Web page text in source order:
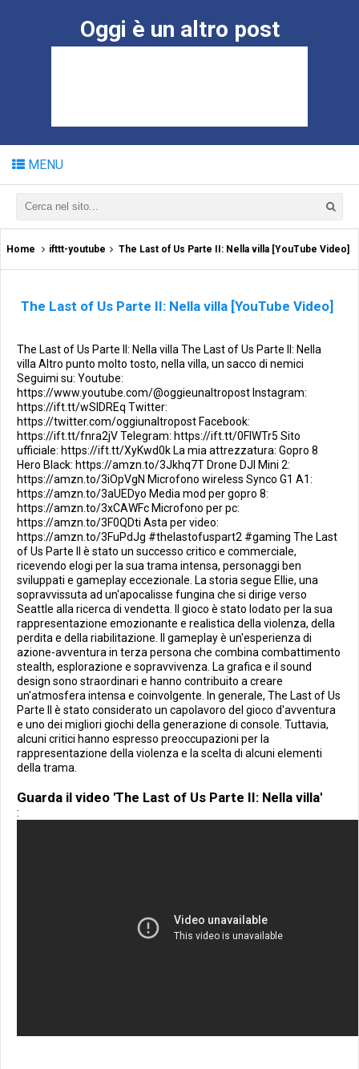
Oggi è un altro post
MENU
Home ifttt-youtube The Last of Us Parte II: Nella villa [YouTube Video]
The Last of Us Parte II: Nella villa [YouTube Video]
The Last of Us Parte II: Nella villa The Last of Us Parte II: Nella
villa Altro punto molto tosto, nella villa, un sacco di nemici
Seguimi su: Youtube:
https://www.youtube.com/@oggieunaltropost Instagram:
https://ift.tt/wSIDREq Twitter:
https://twitter.com/oggiunaltropost Facebook:
https://ift.tt/fnra2jV Telegram: https://ift.tt/0FIWTr5 Sito
ufficiale: https://ift.tt/XyKwd0k La mia attrezzatura: Gopro 8
Hero Black: https://amzn.to/3Jkhq7T Drone DJI Mini 2:
https://amzn.to/3iOpVgN Microfono wireless Synco G1 A1:
https://amzn.to/3aUEDyo Media mod per gopro 8:
https://amzn.to/3xCAWFc Microfono per pc:
https://amzn.to/3F0QDti Asta per video:
https://amzn.to/3FuPdJg #thelastofuspart2 #gaming The Last
of Us Parte II è stato un successo critico e commerciale,
ricevendo elogi per la sua trama intensa, personaggi ben
sviluppati e gameplay eccezionale. La storia segue Ellie, una
sopravvissuta ad un'apocalisse fungina che si dirige verso
Seattle alla ricerca di vendetta. Il gioco è stato lodato per la sua
rappresentazione emozionante e realistica della violenza, della
perdita e della riabilitazione. Il gameplay è un'esperienza di
azione-avventura in terza persona che combina combattimento
stealth, esplorazione e sopravvivenza. La grafica e il sound
design sono straordinari e hanno contribuito a creare
un'atmosfera intensa e coinvolgente. In generale, The Last of Us
Parte II è stato considerato un capolavoro del gioco d'avventura
e uno dei migliori giochi della generazione di console. Tuttavia,
alcuni critici hanno espresso preoccupazioni per la
rappresentazione della violenza e la scelta di alcuni elementi
della trama.
Guarda il video 'The Last of Us Parte II: Nella villa'
: